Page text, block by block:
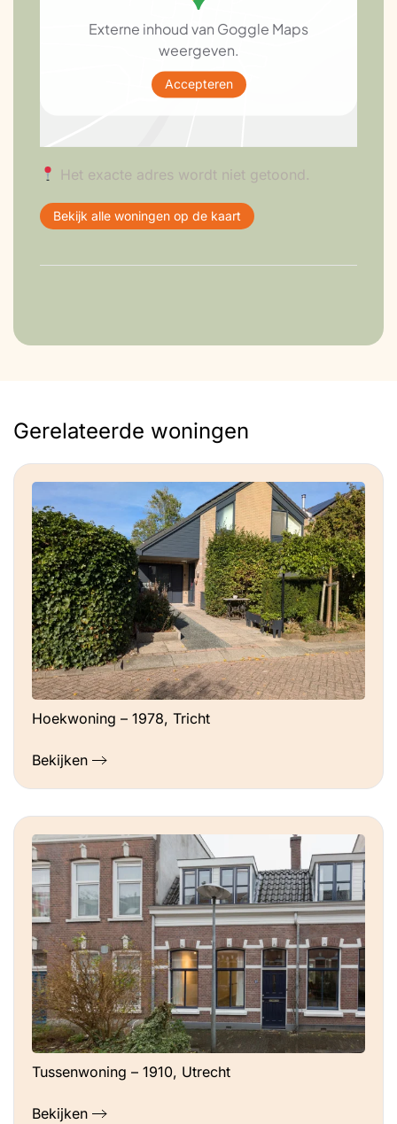
Externe inhoud van Goggle Maps
weergeven.
Accepteren
Het exacte adres wordt niet getoond.
Bekijk alle woningen op de kaart
Gerelateerde woningen
Hoekwoning – 1978, Tricht
Bekijken
Tussenwoning – 1910, Utrecht
Bekijken